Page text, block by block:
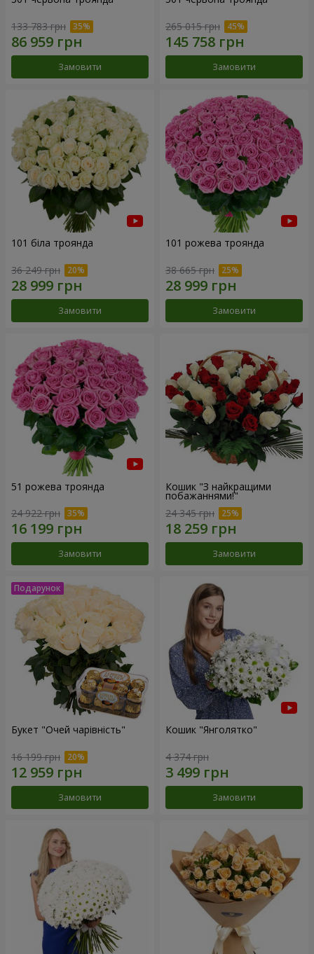
133 783 грн
Замовити
265 015 грн
Замовити
101 біла троянда
36 249 грн
Замовити
101 рожева троянда
38 665 грн
Замовити
51 рожева троянда
24 922 грн
Замовити
Кошик "З найкращими
побажаннями!"
24 345 грн
Замовити
Букет "Очей чарівність"
16 199 грн
Замовити
Кошик "Янголятко"
4 374 грн
Замовити